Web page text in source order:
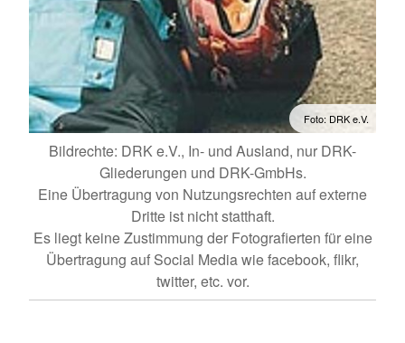
Foto: DRK e.V.
Bildrechte: DRK e.V., In- und Ausland, nur DRK-
Gliederungen und DRK-GmbHs.
Eine Übertragung von Nutzungsrechten auf externe
Dritte ist nicht statthaft.
Es liegt keine Zustimmung der Fotografierten für eine
Übertragung auf Social Media wie facebook, flikr,
twitter, etc. vor.